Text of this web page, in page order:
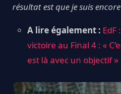
résultat est que je suis
A lire également : EdF
victoire au Final 4 : «
est là avec un objectif »